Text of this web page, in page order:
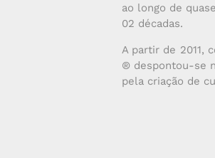
ao longo de quase
02 décadas.
A partir de 2011,
® despontou-se
pela criação de